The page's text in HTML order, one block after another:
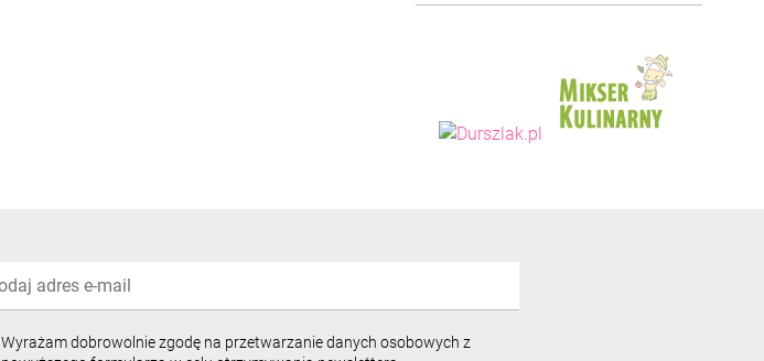
Wyrażam dobrowolnie zgodę na przetwarzanie danych osobowych z